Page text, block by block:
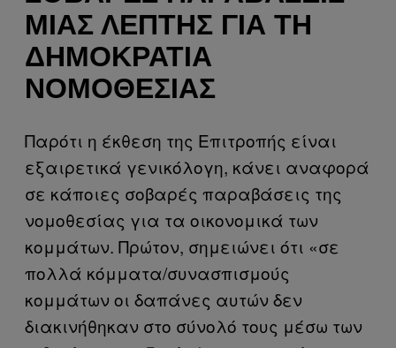
ΜΙΑΣ ΛΕΠΤΉΣ ΓΙΑ ΤΗ
ΔΗΜΟΚΡΑΤΊΑ
ΝΟΜΟΘΕΣΊΑΣ
Παρότι η έκθεση της Επιτροπής είναι
εξαιρετικά γενικόλογη, κάνει αναφορά
σε κάποιες σοβαρές παραβάσεις της
νομοθεσίας για τα οικονομικά των
κομμάτων. Πρώτον, σημειώνει ότι «σε
πολλά κόμματα/συνασπισμούς
κομμάτων οι δαπάνες αυτών δεν
διακινήθηκαν στο σύνολό τους μέσω των